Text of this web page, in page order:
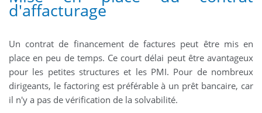
d'affacturage
Un contrat de financement de factures peut être mis en
place en peu de temps. Ce court délai peut être avantageux
pour les petites structures et les PMI. Pour de nombreux
dirigeants, le factoring est préférable à un prêt bancaire, car
il n'y a pas de vérification de la solvabilité.